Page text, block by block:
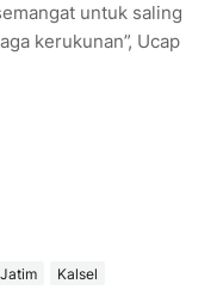
untuk saling
kerukunan”, Ucap
Jatim
Kalsel